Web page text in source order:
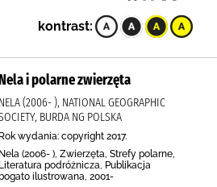
kontrast:
i polarne zwierzęta
NELA (2006- ), NATIONAL GEOGRAPHIC
BURDA NG POLSKA
Rok wydania: copyright 2017.
Nela (2006- ), Zwierzęta, Strefy polarne,
Literatura podróżnicza, Publikacja
bogato ilustrowana, 2001-